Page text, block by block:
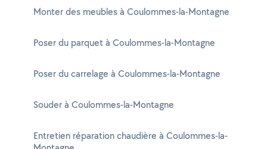
Monter des meubles à Coulommes-la-Montagne
Poser du parquet à Coulommes-la-Montagne
Poser du carrelage à Coulommes-la-Montagne
Souder à Coulommes-la-Montagne
Entretien réparation chaudière à Coulommes-la-